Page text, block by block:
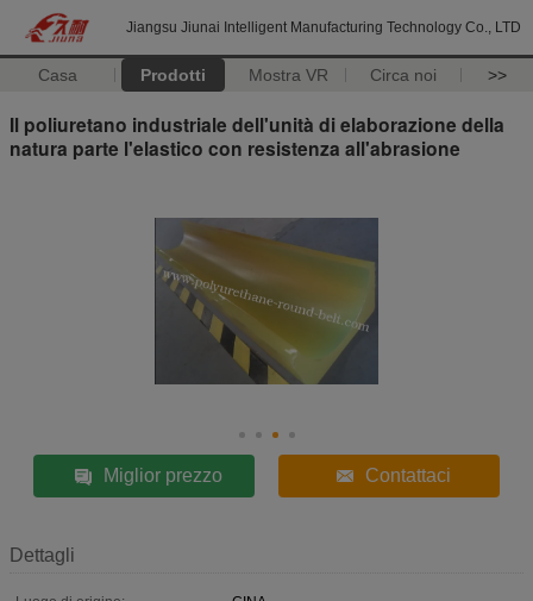
Jiangsu Jiunai Intelligent Manufacturing Technology Co., LTD
Casa Prodotti Mostra VR Circa noi >>
Il poliuretano industriale dell'unità di elaborazione della
natura parte l'elastico con resistenza all'abrasione
Miglior prezzo Contattaci
Dettagli